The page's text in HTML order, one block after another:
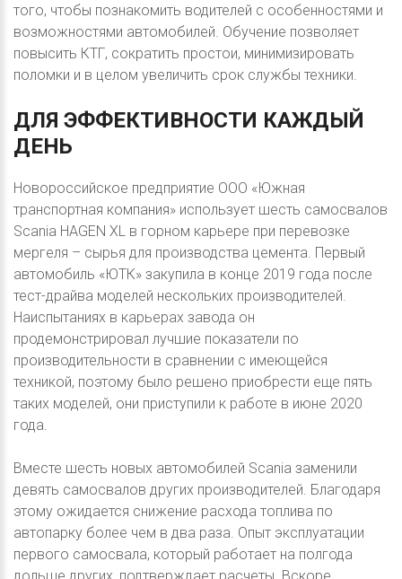
того, чтобы познакомить водителей с особенностями и
возможностями автомобилей. Обучение позволяет
повысить КТГ, сократить простои, минимизировать
поломки и в целом увеличить срок службы техники.
ДЛЯ ЭФФЕКТИВНОСТИ КАЖДЫЙ
ДЕНЬ
Новороссийское предприятие ООО «Южная
транспортная компания» использует шесть самосвалов
Scania HAGEN XL в горном карьере при перевозке
мергеля – сырья для производства цемента. Первый
автомобиль «ЮТК» закупила в конце 2019 года после
тест-драйва моделей нескольких производителей.
Наиспытаниях в карьерах завода он
продемонстрировал лучшие показатели по
производительности в сравнении с имеющейся
техникой, поэтому было решено приобрести еще пять
таких моделей, они приступили к работе в июне 2020
года.
Вместе шесть новых автомобилей Scania заменили
девять самосвалов других производителей. Благодаря
этому ожидается снижение расхода топлива по
автопарку более чем в два раза. Опыт эксплуатации
первого самосвала, который работает на полгода
дольше других, подтверждает расчеты. Вскоре